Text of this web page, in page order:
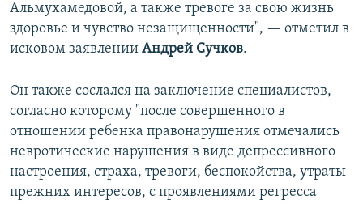
Альмухамедовой, а также тревоге за свою жизнь
здоровье и чувство незащищенности", — отметил в
исковом заявлении Андрей Сучков.
Он также сослался на заключение специалистов,
согласно которому "после совершенного в
отношении ребенка правонарушения отмечались
невротические нарушения в виде депрессивного
настроения, страха, тревоги, беспокойства, утраты
прежних интересов, с проявлениями регресса